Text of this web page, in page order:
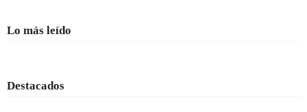
Lo más leído
Destacados